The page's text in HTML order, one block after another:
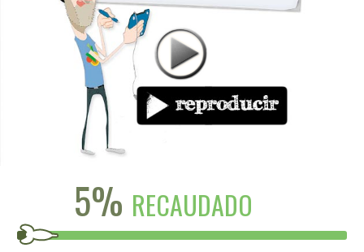
5% RECAUDADO